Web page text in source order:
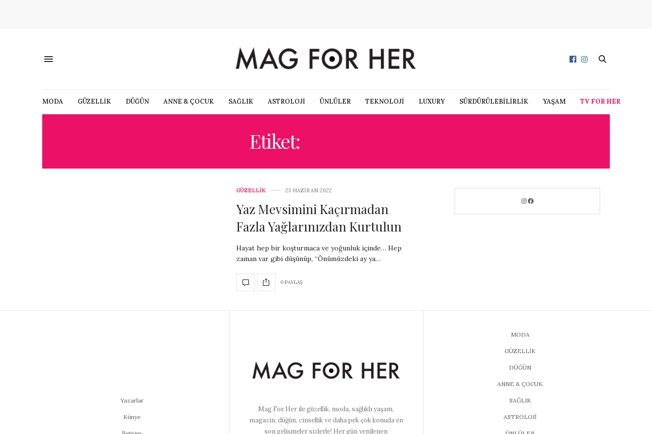
MODA GÜZELLİK DÜĞÜN ANNE & ÇOCUK SAĞLIK ASTROLOJİ ÜNLÜLER TEKNOLOJİ LUXURY SÜRDÜRÜLEBİLİRLİK YAŞAM TV FOR HER
Etiket:
GÜZELLİK 23 HAZIRAN 2022
Yaz Mevsimini Kaçırmadan
Fazla Yağlarınızdan Kurtulun
Hayat hep bir koşturmaca ve yoğunluk içinde… Hep
zaman var gibi düşünüp, “Önümüzdeki ay ya…
0 PAYLAŞ
Yazarlar
Künye
Mag For Her ile güzellik, moda, sağlıklı yaşam,
magazin, düğün, cinsellik ve daha pek çok konuda en
son gelişmeler sizlerle! Her gün yenilenen
MODA
GÜZELLİK
DÜĞÜN
ANNE & ÇOCUK
SAĞLIK
ASTROLOJİ